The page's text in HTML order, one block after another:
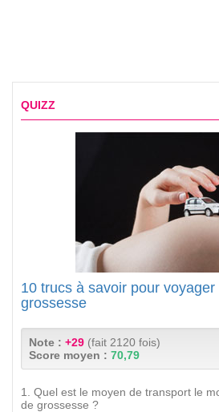
QUIZZ
10 trucs à savoir pour voyager
grossesse
Note : +29 (fait 2120 fois)
Score moyen : 70,79
1. Quel est le moyen de transport le
de grossesse ?